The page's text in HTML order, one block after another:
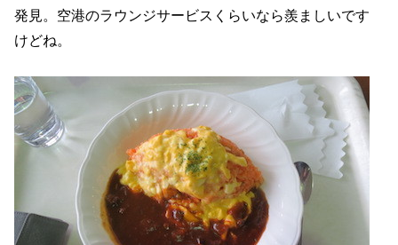
発見。空港のラウンジサービスくらいなら羨ましいです
けどね。